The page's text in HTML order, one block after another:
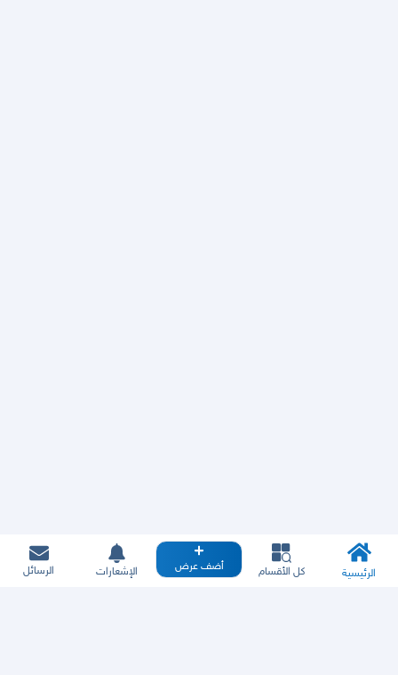
الرئيسية كل الأقسام أضف عرض الإشعارات الرسائل